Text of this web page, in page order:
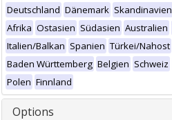
Deutschland Dänemark Skandinavien
Afrika Ostasien Südasien Australien
Italien/Balkan Spanien Türkei/Nahost
Baden Württemberg Belgien Schweiz
Polen Finnland
Options